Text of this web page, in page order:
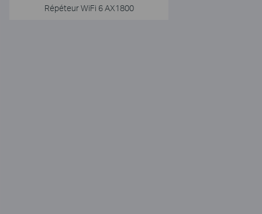
Répéteur WiFi 6 AX1800